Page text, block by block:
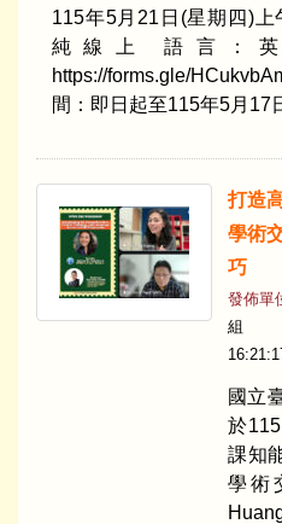
115年5月21日(星期四)上
純線上 語言：
https://forms.gle/
間：即日起至115年5月17
打造
學術
巧
發佈單
組
國立
於
課知
學術